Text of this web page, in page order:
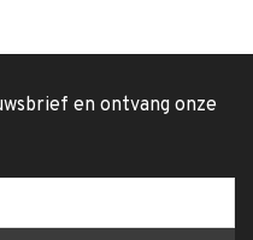
en ontvang onze